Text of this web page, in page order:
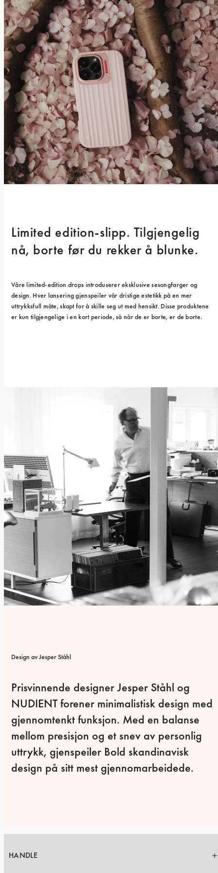
Limited edition-slipp. Tilgjengelig
nå, borte før du rekker å blunke.
Våre limited-edition drops introduserer eksklusive sesongfarger og
design. Hver lansering gjenspeiler vår dristige estetikk på en mer
uttrykksfull måte, skapt for å skille seg ut med hensikt. Disse produktene
er kun tilgjengelige i en kort periode, så når de er borte, er de borte.
Design av Jesper Ståhl
Prisvinnende designer Jesper Ståhl og
NUDIENT forener minimalistisk design med
gjennomtenkt funksjon. Med en balanse
mellom presisjon og et snev av personlig
uttrykk, gjenspeiler Bold skandinavisk
design på sitt mest gjennomarbeidede.
HANDLE